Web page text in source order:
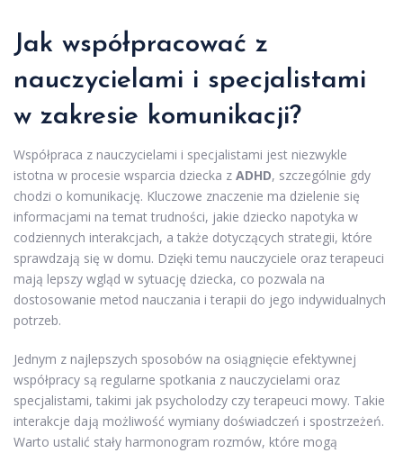
Jak współpracować z
nauczycielami i specjalistami
w zakresie komunikacji?
Współpraca z nauczycielami i specjalistami jest niezwykle
istotna w procesie wsparcia dziecka z ADHD, szczególnie gdy
chodzi o komunikację. Kluczowe znaczenie ma dzielenie się
informacjami na temat trudności, jakie dziecko napotyka w
codziennych interakcjach, a także dotyczących strategii, które
sprawdzają się w domu. Dzięki temu nauczyciele oraz terapeuci
mają lepszy wgląd w sytuację dziecka, co pozwala na
dostosowanie metod nauczania i terapii do jego indywidualnych
potrzeb.
Jednym z najlepszych sposobów na osiągnięcie efektywnej
współpracy są regularne spotkania z nauczycielami oraz
specjalistami, takimi jak psycholodzy czy terapeuci mowy. Takie
interakcje dają możliwość wymiany doświadczeń i spostrzeżeń.
Warto ustalić stały harmonogram rozmów, które mogą